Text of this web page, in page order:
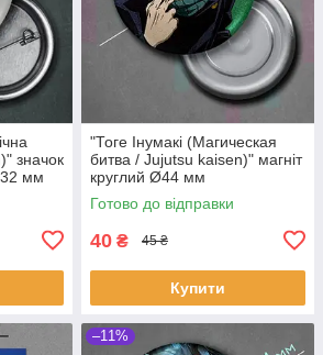
значок
мм
"Тоге Інумакі (Магическая
битва / Jujutsu kaisen)" магніт
круглий Ø44 мм
Готово до відправки
40 ₴ 45 ₴
Купити
–11%